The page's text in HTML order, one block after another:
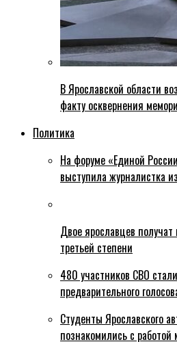
В Ярославской области
факту осквернения
Политика
На форуме «Единой
выступила журналистка
Двое ярославцев
третьей степени
480 участников СВО
предварительного
Студенты Ярославского
познакомились с